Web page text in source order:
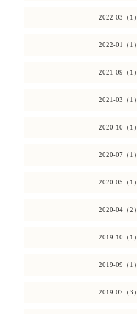
2022-03（1）
2022-01（1）
2021-09（1）
2021-03（1）
2020-10（1）
2020-07（1）
2020-05（1）
2020-04（2）
2019-10（1）
2019-09（1）
2019-07（3）